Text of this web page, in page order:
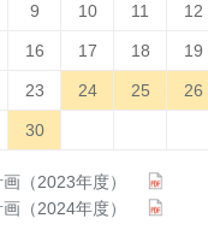
9 10 11 12
16 17 18 19
23 24 25 26
30
（2023年度）
（2024年度）